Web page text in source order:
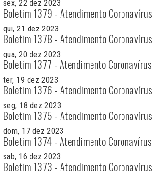
sex, 22 dez 2023
Boletim 1379 - Atendimento Coronavírus
qui, 21 dez 2023
Boletim 1378 - Atendimento Coronavírus
qua, 20 dez 2023
Boletim 1377 - Atendimento Coronavírus
ter, 19 dez 2023
Boletim 1376 - Atendimento Coronavírus
seg, 18 dez 2023
Boletim 1375 - Atendimento Coronavírus
dom, 17 dez 2023
Boletim 1374 - Atendimento Coronavírus
sab, 16 dez 2023
Boletim 1373 - Atendimento Coronavírus